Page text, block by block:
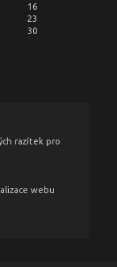
16
23
30
razítek pro
webu